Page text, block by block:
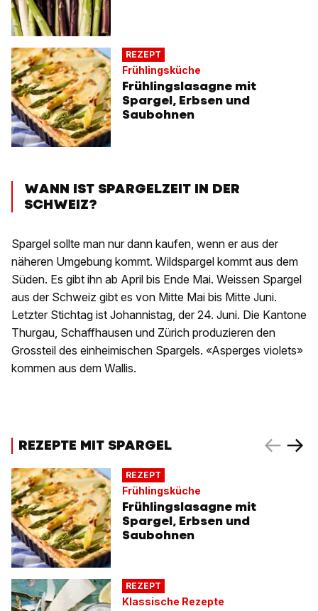
REZEPT
Frühlingsküche
Frühlingslasagne mit
Spargel, Erbsen und
Saubohnen
WANN IST SPARGELZEIT IN DER
SCHWEIZ?
Spargel sollte man nur dann kaufen, wenn er aus der
näheren Umgebung kommt. Wildspargel kommt aus dem
Süden. Es gibt ihn ab April bis Ende Mai. Weissen Spargel
aus der Schweiz gibt es von Mitte Mai bis Mitte Juni.
Letzter Stichtag ist Johannistag, der 24. Juni. Die Kantone
Thurgau, Schaffhausen und Zürich produzieren den
Grossteil des einheimischen Spargels. «Asperges violets»
kommen aus dem Wallis.
REZEPTE MIT SPARGEL
REZEPT
Frühlingsküche
Frühlingslasagne mit
Spargel, Erbsen und
Saubohnen
REZEPT
Klassische Rezepte